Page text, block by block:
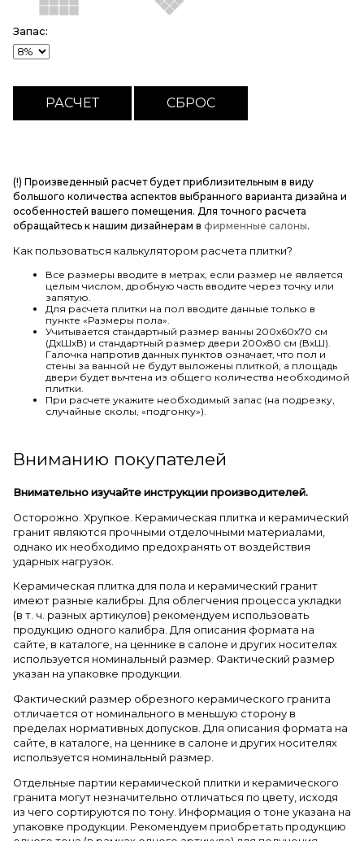
Запас:
(!) Произведенный расчет будет приблизительным в виду
большого количества аспектов выбранного варианта дизайна и
особенностей вашего помещения. Для точного расчета
обращайтесь к нашим дизайнерам в фирменные салоны.
Как пользоваться калькулятором расчета плитки?
Все размеры вводите в метрах, если размер не является
целым числом, дробную часть вводите через точку или
запятую.
Для расчета плитки на пол вводите данные только в
пункте «Размеры пола».
Учитывается стандартный размер ванны 200х60х70 см
(ДхШхВ) и стандартный размер двери 200х80 см (ВхШ).
Галочка напротив данных пунктов означает, что пол и
стены за ванной не будут выложены плиткой, а площадь
двери будет вычтена из общего количества необходимой
плитки.
При расчете укажите необходимый запас (на подрезку,
случайные сколы, «подгонку»).
Вниманию покупателей
Внимательно изучайте инструкции производителей.
Осторожно. Хрупкое. Керамическая плитка и керамический
гранит являются прочными отделочными материалами,
однако их необходимо предохранять от воздействия
ударных нагрузок.
Керамическая плитка для пола и керамический гранит
имеют разные калибры. Для облегчения процесса укладки
(в т. ч. разных артикулов) рекомендуем использовать
продукцию одного калибра. Для описания формата на
сайте, в каталоге, на ценнике в салоне и других носителях
используется номинальный размер. Фактический размер
указан на упаковке продукции.
Фактический размер обрезного керамического гранита
отличается от номинального в меньшую сторону в
пределах нормативных допусков. Для описания формата на
сайте, в каталоге, на ценнике в салоне и других носителях
используется номинальный размер.
Отдельные партии керамической плитки и керамического
гранита могут незначительно отличаться по цвету, исходя
из чего сортируются по тону. Информация о тоне указана на
упаковке продукции. Рекомендуем приобретать продукцию